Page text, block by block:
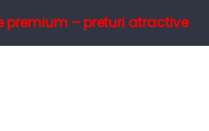
premium – preturi atractive